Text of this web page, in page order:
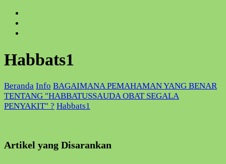
Habbats1
Beranda Info BAGAIMANA PEMAHAMAN YANG BENAR
TENTANG "HABBATUSSAUDA OBAT SEGALA
PENYAKIT" ? Habbats1
Artikel yang Disarankan